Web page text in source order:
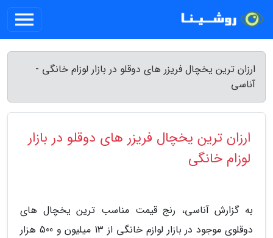
ارزان ترین یخچال فریزر های دوقلو در بازار لوزام خانگی -
آناسی
ارزان ترین یخچال فریزر های دوقلو در بازار
لوزام خانگی
به گزارش آناسی، رنج قیمت مناسب ترین یخچال های
دوقلوی موجود در بازار لوازم خانگی از 13 میلیون و 500 هزار